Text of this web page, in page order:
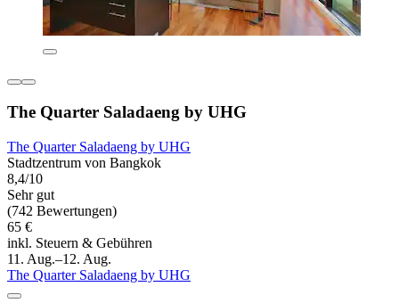
The Quarter Saladaeng by UHG
The Quarter Saladaeng by UHG
Stadtzentrum von Bangkok
8,4/10
Sehr gut
(742 Bewertungen)
65 €
inkl. Steuern & Gebühren
11. Aug.–12. Aug.
The Quarter Saladaeng by UHG